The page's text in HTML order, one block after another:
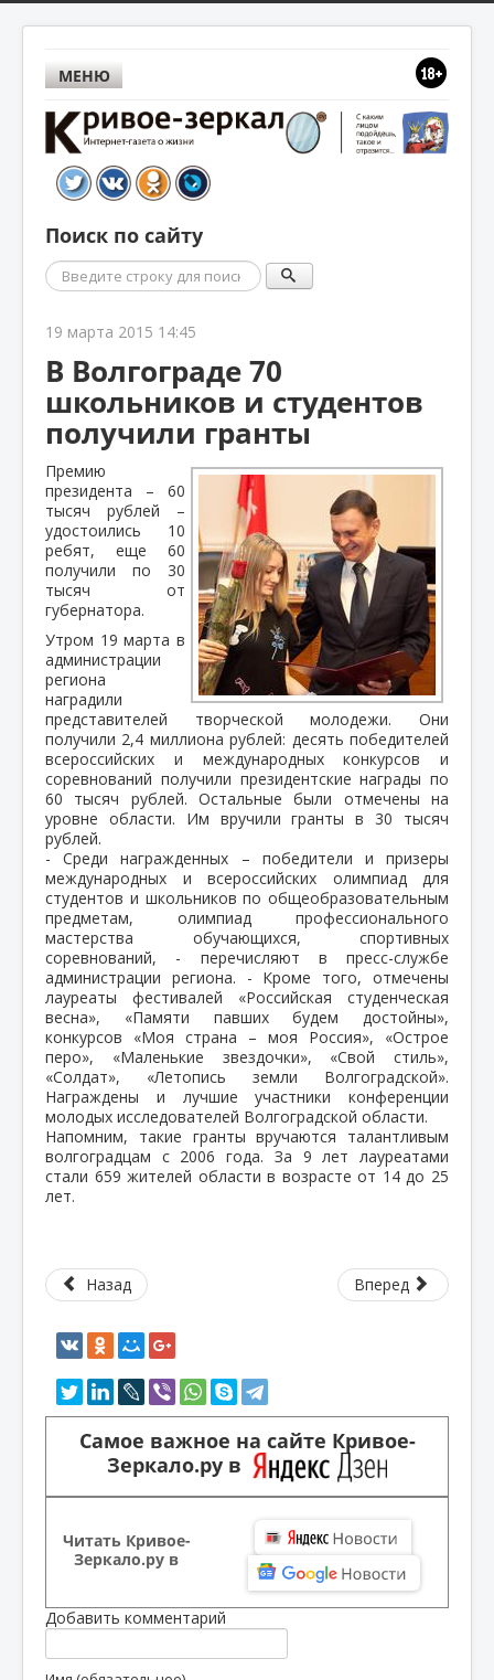
МЕНЮ
Поиск по сайту
Поиск
19 марта 2015 14:45
В Волгограде 70
школьников и студентов
получили гранты
Премию
президента – 60
тысяч рублей –
удостоились 10
ребят, еще 60
получили по 30
тысяч от
губернатора.
Утром 19 марта в
администрации
региона
наградили
представителей творческой молодежи. Они
получили 2,4 миллиона рублей: десять победителей
всероссийских и международных конкурсов и
соревнований получили президентские награды по
60 тысяч рублей. Остальные были отмечены на
уровне области. Им вручили гранты в 30 тысяч
рублей.
- Среди награжденных – победители и призеры
международных и всероссийских олимпиад для
студентов и школьников по общеобразовательным
предметам, олимпиад профессионального
мастерства обучающихся, спортивных
соревнований, - перечисляют в пресс-службе
администрации региона. - Кроме того, отмечены
лауреаты фестивалей «Российская студенческая
весна», «Памяти павших будем достойны»,
конкурсов «Моя страна – моя Россия», «Острое
перо», «Маленькие звездочки», «Свой стиль»,
«Солдат», «Летопись земли Волгоградской».
Награждены и лучшие участники конференции
молодых исследователей Волгоградской области.
Напомним, такие гранты вручаются талантливым
волгоградцам с 2006 года. За 9 лет лауреатами
стали 659 жителей области в возрасте от 14 до 25
лет.
Назад Вперед
Самое важное на сайте Кривое-
Зеркало.ру в
Читать Кривое-
Зеркало.ру в
Добавить комментарий